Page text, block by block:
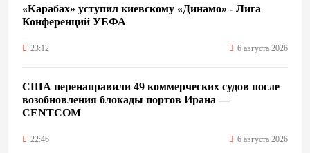
«Карабах» уступил киевскому «Динамо» - Лига
Конференций УЕФА
23:12 6 августа 2026
США перенаправили 49 коммерческих судов после
возобновления блокады портов Ирана —
CENTCOM
22:46 6 августа 2026